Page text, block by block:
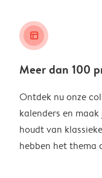
layout_alt
Meer dan 100
Ontdek nu onze
kalenders en
houdt van
hebben het thema